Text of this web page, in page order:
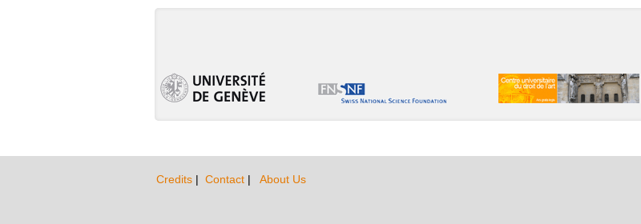
Credits | Contact | About Us